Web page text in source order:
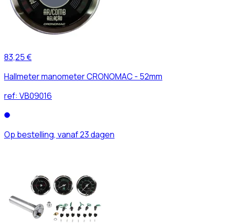
83,25 €
Hallmeter manometer CRONOMAC - 52mm
ref: VB09016
Op bestelling, vanaf 23 dagen